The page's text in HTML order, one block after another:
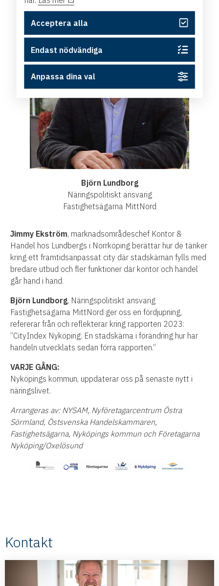
Björn Lundborg
Näringspolitiskt ansvarig
Fastighetsägarna MittNord
Jimmy Ekström, marknadsområdeschef Kontor &
Handel hos Lundbergs i Norrköping berättar hur de tänker
kring ett framtidsanpassat city där stadskärnan fylls med
bredare utbud och fler funktioner där kontor och handel
går hand i hand.
Björn Lundborg, Näringspolitiskt ansvarig
Fastighetsägarna MittNord ger oss en fördjupning,
refererar från och reflekterar kring rapporten 2023:
”CityIndex Nyköping: En stadskärna i förändring hur har
handeln utvecklats sedan förra rapporten.”
VARJE GÅNG:
Nyköpings kommun, uppdaterar oss på senaste nytt i
näringslivet.
Arrangeras av: NYSAM, Nyföretagarcentrum Östra
Sörmland, Östsvenska Handelskammaren,
Fastighetsägarna, Nyköpings kommun och Företagarna
Nyköping/Oxelösund
Kontakt
Acceptera alla
Endast nödvändiga
Anpassa dina val